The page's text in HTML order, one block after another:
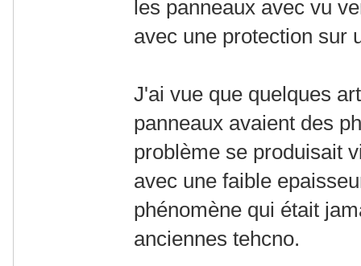
les panneaux avec vu
avec une protection sur
J'ai vue que quelques
panneaux avaient des
problème se produisait
avec une faible
phénomène qui était
anciennes tehcno.